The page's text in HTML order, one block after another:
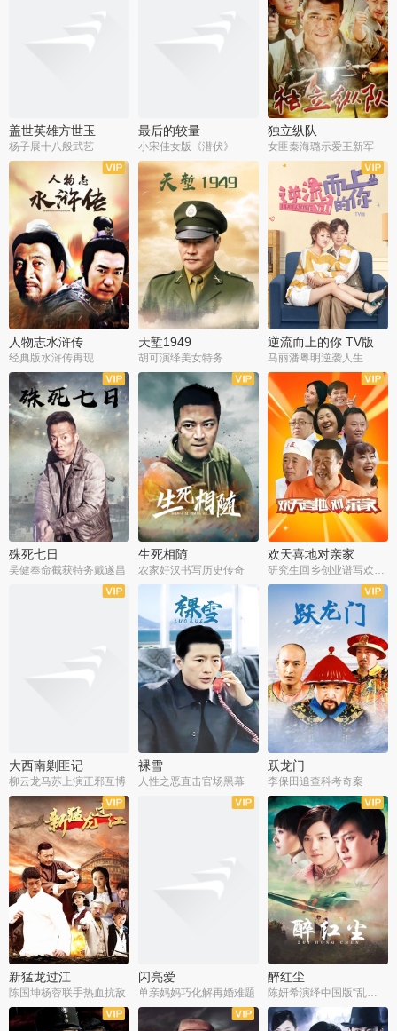
盖世英雄方世玉
杨子展十八般武艺
最后的较量
小宋佳女版《潜伏》
独立纵队
女匪秦海璐示爱王新军
全40集
人物志水浒传
经典版水浒传再现
全30集
天堑1949
胡可演绎美女特务
全43集
逆流而上的你 TV版
马丽潘粤明逆袭人生
全34集
殊死七日
吴健奉命截获特务戴遂昌
全21集
生死相随
农家好汉书写历史传奇
全35集
欢天喜地对亲家
大西南剿匪记
柳云龙马苏上演正邪互博
全21集
裸雪
人性之恶直击官场黑幕
全30集
跃龙门
李保田追查科考奇案
全36集
新猛龙过江
陈国坤杨蓉联手热血抗敌
闪亮爱
单亲妈妈巧化解再婚难题
全30集
醉红尘
陈妍希演绎中国版“乱世佳人”
全30集
全30集 全30集